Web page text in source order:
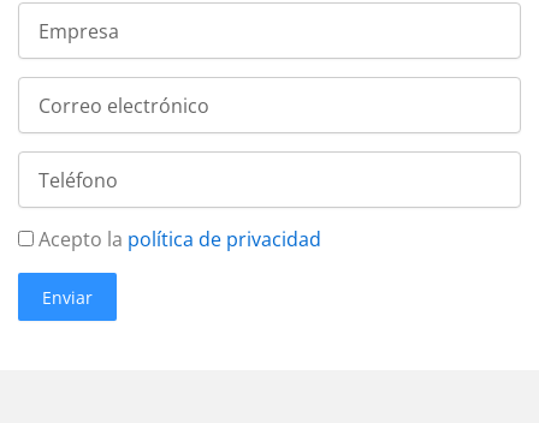
b
e
p
r
s
a
r
r
o
e
e
l
é
Acepto la política de privacidad
Enviar